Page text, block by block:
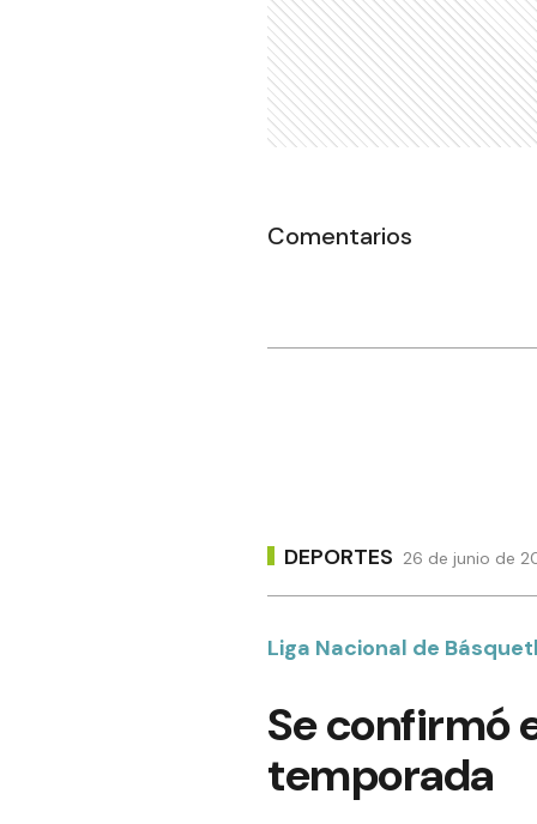
Comentarios
DEPORTES 26 de junio de
Liga Nacional de
Se confirmó
temporada